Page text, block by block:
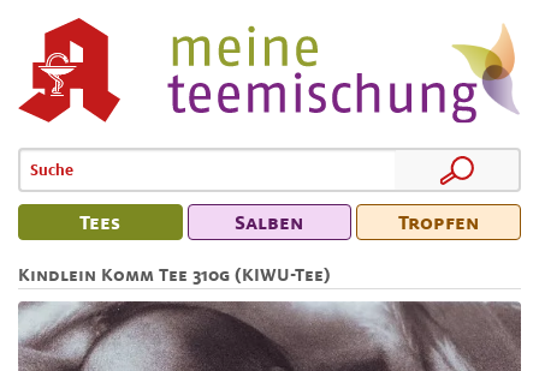
Tees Salben Tropfen
Kindlein Komm Tee 310g (KIWU-Tee)